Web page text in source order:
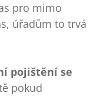
pro mimo
úřadům to trvá
pojištění se
pokud